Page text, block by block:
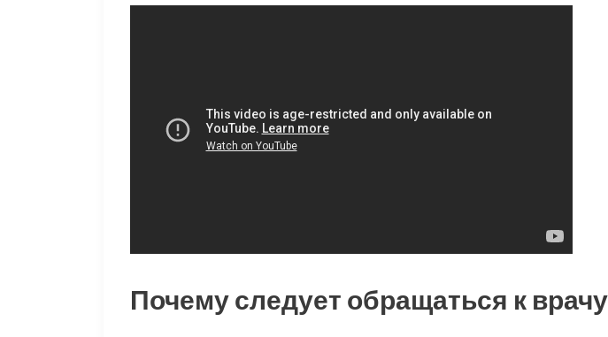
Почему следует обращаться к врачу